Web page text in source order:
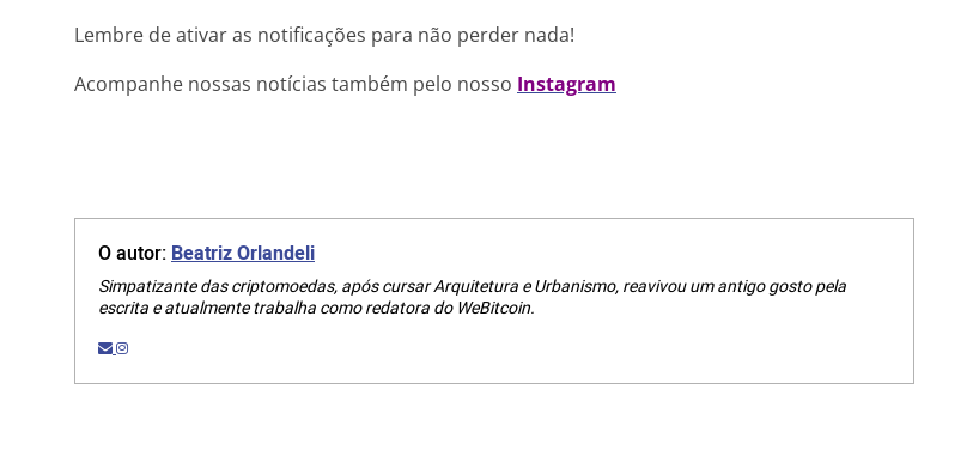
Lembre de ativar as notificações para não perder nada!
Acompanhe nossas notícias também pelo nosso Instagram
O autor:Beatriz Orlandeli
Simpatizante das criptomoedas, após cursar Arquitetura e Urbanismo, reavivou um antigo gosto pela
escrita e atualmente trabalha como redatora do WeBitcoin.